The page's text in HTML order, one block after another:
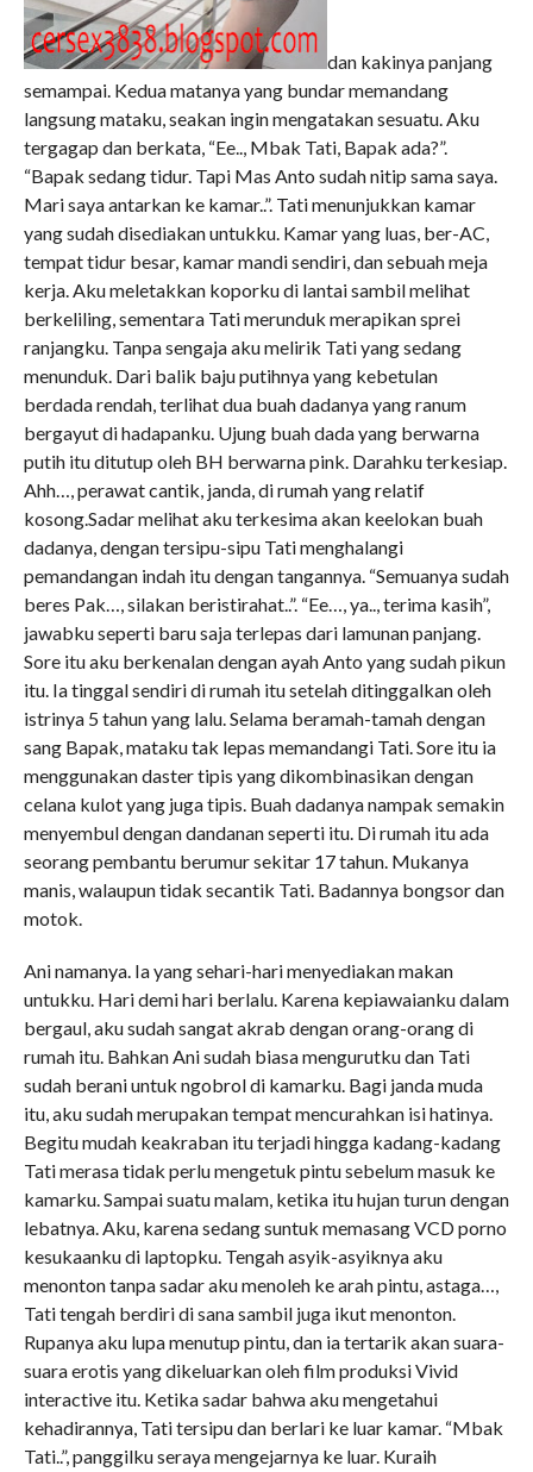
dan kakinya panjang
semampai. Kedua matanya yang bundar memandang
langsung mataku, seakan ingin mengatakan sesuatu. Aku
tergagap dan berkata, “Ee.., Mbak Tati, Bapak ada?”.
“Bapak sedang tidur. Tapi Mas Anto sudah nitip sama saya.
Mari saya antarkan ke kamar..”. Tati menunjukkan kamar
yang sudah disediakan untukku. Kamar yang luas, ber-AC,
tempat tidur besar, kamar mandi sendiri, dan sebuah meja
kerja. Aku meletakkan koporku di lantai sambil melihat
berkeliling, sementara Tati merunduk merapikan sprei
ranjangku. Tanpa sengaja aku melirik Tati yang sedang
menunduk. Dari balik baju putihnya yang kebetulan
berdada rendah, terlihat dua buah dadanya yang ranum
bergayut di hadapanku. Ujung buah dada yang berwarna
putih itu ditutup oleh BH berwarna pink. Darahku terkesiap.
Ahh…, perawat cantik, janda, di rumah yang relatif
kosong.Sadar melihat aku terkesima akan keelokan buah
dadanya, dengan tersipu-sipu Tati menghalangi
pemandangan indah itu dengan tangannya. “Semuanya sudah
beres Pak…, silakan beristirahat..”. “Ee…, ya.., terima kasih”,
jawabku seperti baru saja terlepas dari lamunan panjang.
Sore itu aku berkenalan dengan ayah Anto yang sudah pikun
itu. Ia tinggal sendiri di rumah itu setelah ditinggalkan oleh
istrinya 5 tahun yang lalu. Selama beramah-tamah dengan
sang Bapak, mataku tak lepas memandangi Tati. Sore itu ia
menggunakan daster tipis yang dikombinasikan dengan
celana kulot yang juga tipis. Buah dadanya nampak semakin
menyembul dengan dandanan seperti itu. Di rumah itu ada
seorang pembantu berumur sekitar 17 tahun. Mukanya
manis, walaupun tidak secantik Tati. Badannya bongsor dan
motok.
Ani namanya. Ia yang sehari-hari menyediakan makan
untukku. Hari demi hari berlalu. Karena kepiawaianku dalam
bergaul, aku sudah sangat akrab dengan orang-orang di
rumah itu. Bahkan Ani sudah biasa mengurutku dan Tati
sudah berani untuk ngobrol di kamarku. Bagi janda muda
itu, aku sudah merupakan tempat mencurahkan isi hatinya.
Begitu mudah keakraban itu terjadi hingga kadang-kadang
Tati merasa tidak perlu mengetuk pintu sebelum masuk ke
kamarku. Sampai suatu malam, ketika itu hujan turun dengan
lebatnya. Aku, karena sedang suntuk memasang VCD porno
kesukaanku di laptopku. Tengah asyik-asyiknya aku
menonton tanpa sadar aku menoleh ke arah pintu, astaga…,
Tati tengah berdiri di sana sambil juga ikut menonton.
Rupanya aku lupa menutup pintu, dan ia tertarik akan suara-
suara erotis yang dikeluarkan oleh film produksi Vivid
interactive itu. Ketika sadar bahwa aku mengetahui
kehadirannya, Tati tersipu dan berlari ke luar kamar. “Mbak
Tati..”, panggilku seraya mengejarnya ke luar. Kuraih